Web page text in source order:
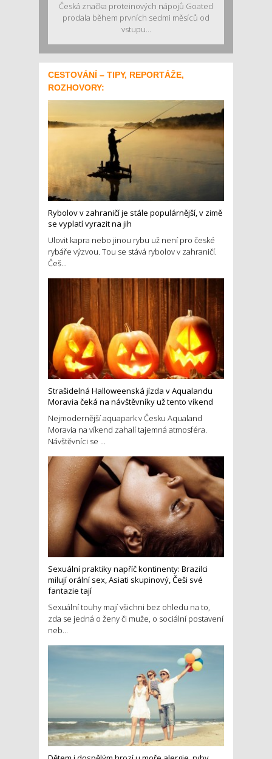
Česká značka proteinových nápojů Goated
prodala během prvních sedmi měsíců od
vstupu...
CESTOVÁNÍ – TIPY, REPORTÁŽE,
ROZHOVORY:
Rybolov v zahraničí je stále populárnější, v zimě
se vyplatí vyrazit na jih
Ulovit kapra nebo jinou rybu už není pro české
rybáře výzvou. Tou se stává rybolov v zahraničí.
Češ...
Strašidelná Halloweenská jízda v Aqualandu
Moravia čeká na návštěvníky už tento víkend
Nejmodernější aquapark v Česku Aqualand
Moravia na víkend zahalí tajemná atmosféra.
Návštěvníci se ...
Sexuální praktiky napříč kontinenty: Brazilci
milují orální sex, Asiati skupinový, Češi své
fantazie tají
Sexuální touhy mají všichni bez ohledu na to,
zda se jedná o ženy či muže, o sociální postavení
neb...